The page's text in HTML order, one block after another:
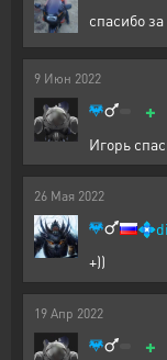
спасибо
9 Июн 2022
+
Игорь
26 Мая 2022
💠
+))
19 Апр 2022
+